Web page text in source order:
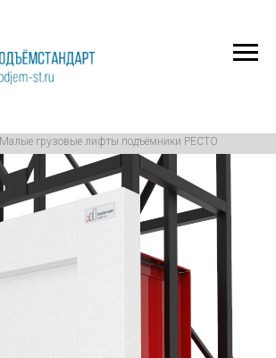
Малые грузовые лифты подъёмники РЕСТО